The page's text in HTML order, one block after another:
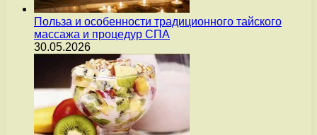
Польза и особенности традиционного тайского
массажа и процедур СПА
30.05.2026